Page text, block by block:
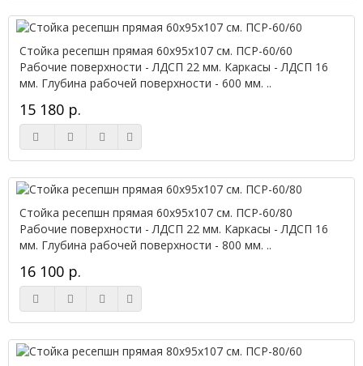
Стойка ресепшн прямая 60х95х107 см. ПСР-60/60
Рабочие поверхности - ЛДСП 22 мм. Каркасы - ЛДСП 16
мм. Глубина рабочей поверхности - 600 мм. ..
15 180 р.
Стойка ресепшн прямая 60х95х107 см. ПСР-60/80
Рабочие поверхности - ЛДСП 22 мм. Каркасы - ЛДСП 16
мм. Глубина рабочей поверхности - 800 мм. ..
16 100 р.